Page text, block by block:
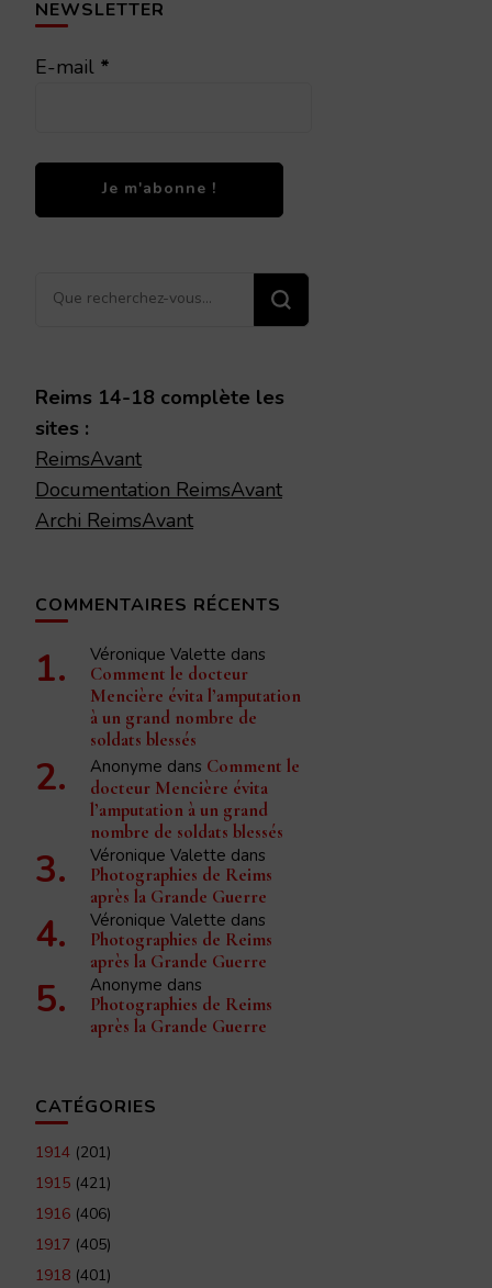
NEWSLETTER
E-mail *
Vous
Reims 14-18 complète les
sites :
ReimsAvant
Documentation ReimsAvant
Archi ReimsAvant
COMMENTAIRES RÉCENTS
Véronique Valette dans
Comment le docteur
Mencière évita l’amputation
à un grand nombre de
soldats blessés
Anonyme dans Comment le
docteur Mencière évita
l’amputation à un grand
nombre de soldats blessés
Véronique Valette dans
Photographies de Reims
après la Grande Guerre
Véronique Valette dans
Photographies de Reims
après la Grande Guerre
Anonyme dans
Photographies de Reims
après la Grande Guerre
CATÉGORIES
1914 (201)
1915 (421)
1916 (406)
1917 (405)
1918 (401)